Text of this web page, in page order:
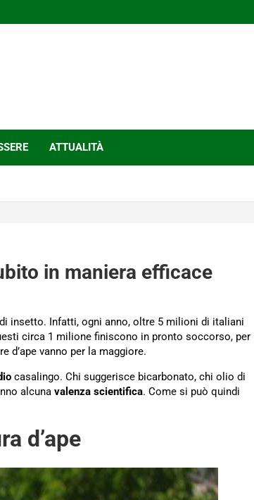
ATTUALITÀ
in maniera efficace
di insetto. Infatti, ogni anno, oltre 5 milioni di italiani
circa 1 milione finiscono in pronto soccorso, per
d’ape vanno per la maggiore.
casalingo. Chi suggerisce bicarbonato, chi olio di
alcuna valenza scientifica. Come si può quindi
d’ape